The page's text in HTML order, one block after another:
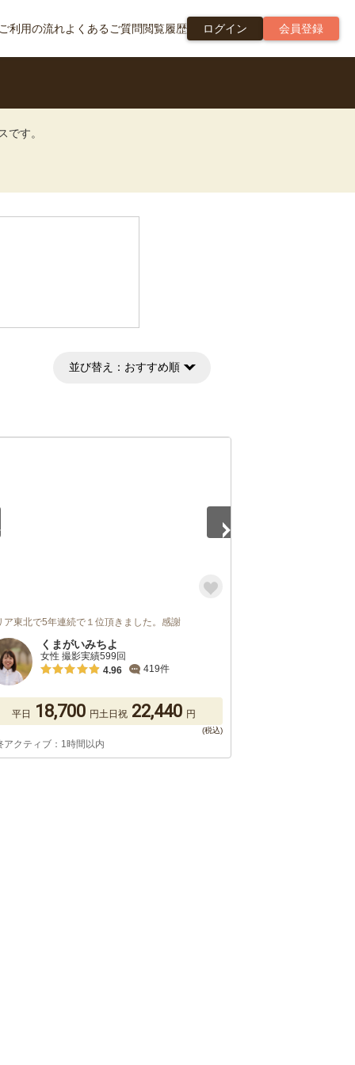
ご利用の流れよくあるご質問閲覧履歴 ログイン 会員登録
です。
並び替え： おすすめ順
ア東北で5年連続で１位頂きました。感謝
くまがいみちよ
女性 撮影実績599回
4.96
419件
平日 18,700 円土日祝 22,440 円
アクティブ：1時間以内